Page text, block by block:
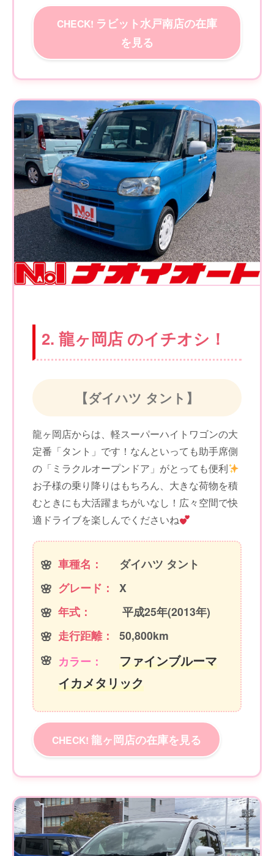
ラビット水戸南店の在庫
を見る
2. 龍ヶ岡店 のイチオシ！
【ダイハツ タント】
龍ヶ岡店からは、軽スーパーハイトワゴンの大
定番「タント」です！なんといっても助手席側
の「ミラクルオープンドア」がとっても便利
お子様の乗り降りはもちろん、大きな荷物を積
むときにも大活躍まちがいなし！広々空間で快
適ドライブを楽しんでくださいね
車種名：
ダイハツ タント
グレード：
X
年式：
平成25年(2013年)
走行距離：
50,800km
カラー：
ファインブルーマ
イカメタリック
龍ヶ岡店の在庫を見る